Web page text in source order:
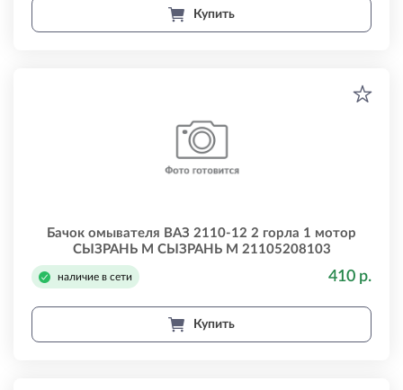
Купить
Бачок омывателя ВАЗ 2110-12 2 горла 1 мотор
СЫЗРАНЬ М СЫЗРАНЬ М 21105208103
наличие в сети 410 р.
Купить